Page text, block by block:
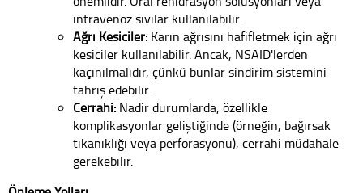
intravenöz sıvılar kullanılabilir.
Ağrı Kesiciler: Karın ağrısını hafifletmek için ağrı
kesiciler kullanılabilir. Ancak, NSAID'lerden
kaçınılmalıdır, çünkü bunlar sindirim sistemini
tahriş edebilir.
Cerrahi: Nadir durumlarda, özellikle
komplikasyonlar geliştiğinde (örneğin, bağırsak
tıkanıklığı veya perforasyonu), cerrahi müdahale
gerekebilir.